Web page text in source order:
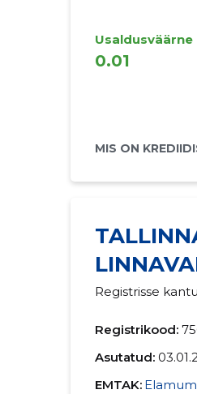
Usaldusväärne
0.01
MIS ON
Registrisse
Registrikood:
Asutatud:
EMTAK: